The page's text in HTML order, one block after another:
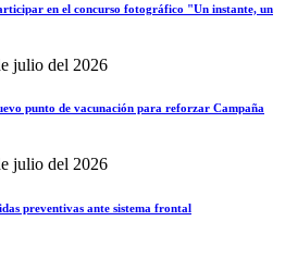
en el concurso fotográfico "Un instante, un
julio del 2026
punto de vacunación para reforzar Campaña
julio del 2026
preventivas ante sistema frontal